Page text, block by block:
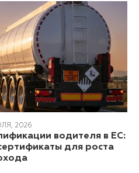
водителя в ЕС:
для роста
2026